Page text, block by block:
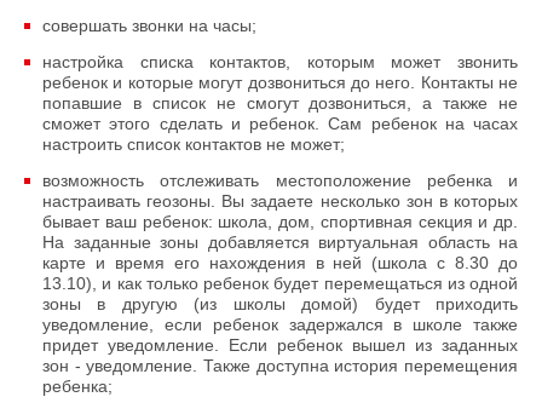
совершать звонки на часы;
настройка списка контактов, которым может звонить
ребенок и которые могут дозвониться до него. Контакты не
попавшие в список не смогут дозвониться, а также не
сможет этого сделать и ребенок. Сам ребенок на часах
настроить список контактов не может;
возможность отслеживать местоположение ребенка и
настраивать геозоны. Вы задаете несколько зон в которых
бывает ваш ребенок: школа, дом, спортивная секция и др.
На заданные зоны добавляется виртуальная область на
карте и время его нахождения в ней (школа с 8.30 до
13.10), и как только ребенок будет перемещаться из одной
зоны в другую (из школы домой) будет приходить
уведомление, если ребенок задержался в школе также
придет уведомление. Если ребенок вышел из заданных
зон - уведомление. Также доступна история перемещения
ребенка;